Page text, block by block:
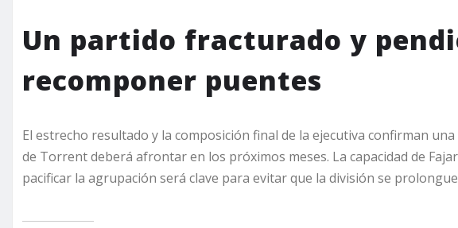
Un partido fracturado y
recomponer puentes
El estrecho resultado y la composición final de la ejecutiva confirman una
de Torrent deberá afrontar en los próximos meses. La capacidad de
pacificar la agrupación será clave para evitar que la división se